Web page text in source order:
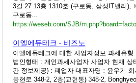
3길 27 13층 1310호 (구로동, 삼성IT밸리),
구로동...
이엘에듀테크 - 비즈노
이엘에듀테크에 대한 사업자정보 과세유
법인형태 : 개인과세사업자 사업자 현재
간 정보제공) : 폐업자 대표자명 : 윤우기
봉현로 348-2, 2층(교현동) 348-2,